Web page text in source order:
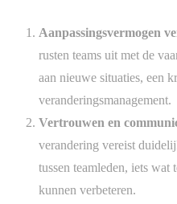
Aanpassingsvermogen
rusten teams uit met de
aan nieuwe situaties, een
veranderingsmanagement.
Vertrouwen en
verandering vereist
tussen teamleden, iets
kunnen verbeteren.